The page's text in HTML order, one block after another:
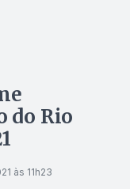
do Rio
às 11h23